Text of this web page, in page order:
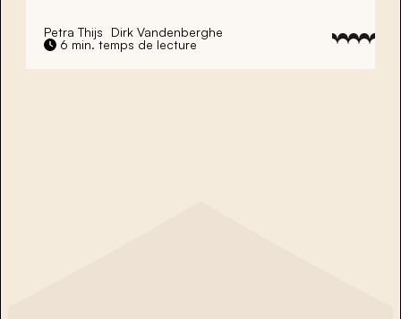
Petra Thijs
Dirk Vandenberghe
6 min. temps de lecture